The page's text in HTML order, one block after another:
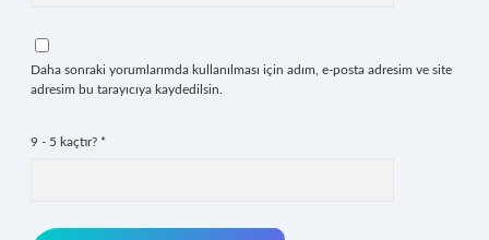
Daha sonraki yorumlarımda kullanılması için adım, e-posta adresim ve site
adresim bu tarayıcıya kaydedilsin.
9 - 5 kaçtır? *